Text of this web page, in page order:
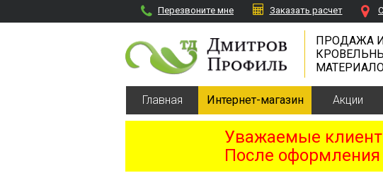
Перезвоните мне Заказать расчет
ПРОДАЖА
Главная Интернет-магазин Акции
Уважаемые
После